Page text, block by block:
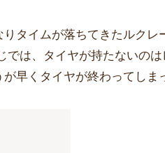
タイムが落ちてきたルク
では、タイヤが持たないの
早くタイヤが終わってしま